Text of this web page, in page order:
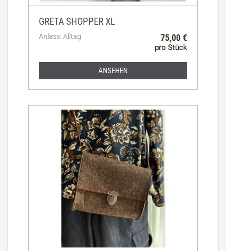
GRETA SHOPPER XL
Anlass: Alltag 75,00 €
pro Stück
ANSEHEN